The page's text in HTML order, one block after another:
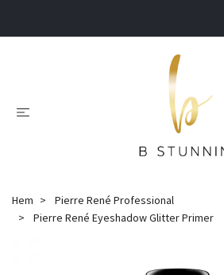
Hem
Pierre René Professional
Pierre René Eyeshadow Glitter Primer